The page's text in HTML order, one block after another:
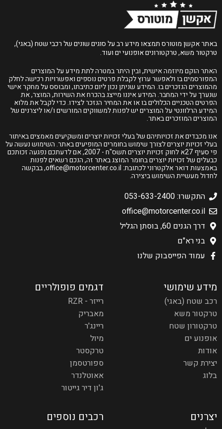
באתר אקשן מוטורס תמצאו מידע רב על סוגים שונים של רכבי שטח (באגי),
טרקטור משא, טרקטורונים אופנועי ים ועוד.
האתר הוקם מיוזמה אישית, ובין היתר במטרה לתת מידע על המוצרים
המפורסמים בו ולאפשר ערוץ לקבלת פרטים נוספים ואפשרויות רכישה לחלק
מהמוצרים הנזכרים בו. המידע שניתן נכון ליום כתיבתו, ומבוסס על מחקר אישי
שנערך על ידי המחבר. המידע איננו מייצג בהכרח את השירות, המוצר, את
הפרטים הטכניים הכלולים בו או את המחיר הנזכר לצידו. כדי לקבל את מלוא
המידע הרלוונטי על המוצרים יש לפנות למשווקים המורשים ו/או ליצרנים של
המוצרים המוזכרים באתר.
אנו מכבדים את זכויותיהם של בעלי זכויות יוצרים ומשקיעים מאמצים באיתור
בעלי זכויות יוצרים לצורך שימוש בחומרים המופיעים באתר. השימוש נעשה על
פי סעיף 27א לחוק זכויות יוצרים תשס"ח - 2007, אם לדעתכם נפגעה זכותכם
כבעלים של זכויות יוצרים בחומר המוצג באתר זה, הנכם רשאים לפנות
באמצעות דואר אלקטרוני לכתובת:office@motorcenter.co.il, בבקשה
לחדול מעשיית השימוש ביצירה.
התקשרו: 053-633-2400
office@motorcenter.co.il
דרך הגנים 60, בוסתן הגליל
בני רא"ם
עמוד הפייסבוק שלנו
מידע שימושי
רכב שטח (באגי)
טרקטור משא
טרקטורון שטח
אופנוע ים
אודות
יצירת קשר
בלוג
דגמים פופולריים
רייזר - RZR
מאבריק
ריינג'ר
מיול
טרקסטר
ספורטסמן
אאוטלנדר
ג'ון דיר גייטור
יצרנים רכבים נוספים